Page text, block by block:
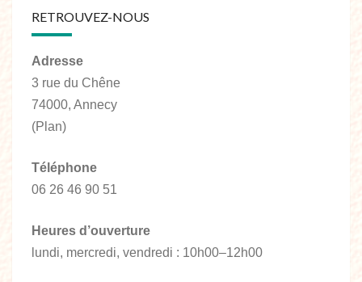
RETROUVEZ-NOUS
Adresse
3 rue du Chêne
74000, Annecy
(Plan)
Téléphone
06 26 46 90 51
Heures d’ouverture
lundi, mercredi, vendredi : 10h00–12h00